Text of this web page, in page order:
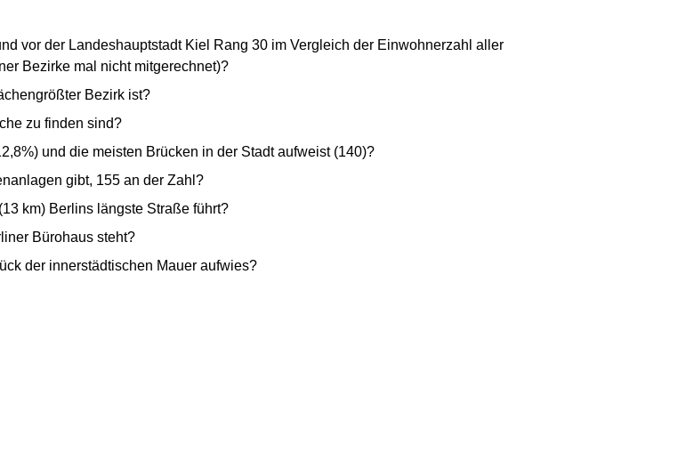
vor der Landeshauptstadt Kiel Rang 30 im Vergleich der Einwohnerzahl aller
Bezirke mal nicht mitgerechnet)?
Bezirk ist?
zu finden sind?
und die meisten Brücken in der Stadt aufweist (140)?
gibt, 155 an der Zahl?
km) Berlins längste Straße führt?
Bürohaus steht?
der innerstädtischen Mauer aufwies?